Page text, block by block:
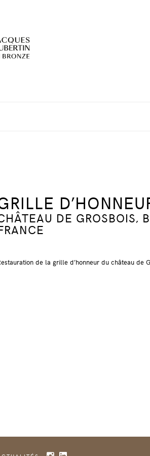
DE GROSBOIS,
de la grille d’honneur du château de